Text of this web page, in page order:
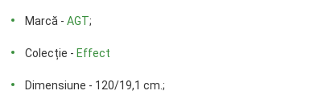
Marcă - AGT;
Colecție - Effect
Dimensiune - 120/19,1 cm.;